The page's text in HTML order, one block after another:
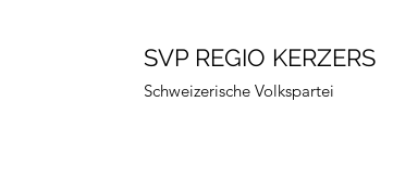
SVP REGIO KERZERS
Schweizerische Volkspartei